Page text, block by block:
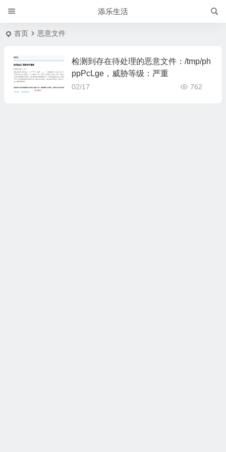
添乐生活
首页 恶意文件
检测到存在待处理的恶意文件：/tmp/ph
ppPcLge，威胁等级：严重
02/17 762